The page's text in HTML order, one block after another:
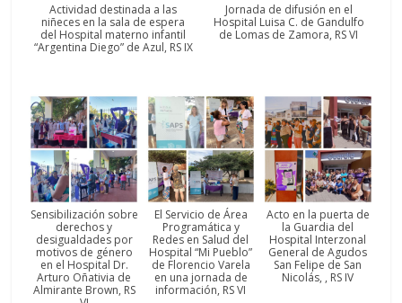
Actividad destinada a las
niñeces en la sala de espera
del Hospital materno infantil
“Argentina Diego” de Azul, RS IX
Jornada de difusión en el
Hospital Luisa C. de Gandulfo
de Lomas de Zamora, RS VI
Sensibilización sobre
derechos y
desigualdades por
motivos de género
en el Hospital Dr.
Arturo Oñativia de
Almirante Brown, RS
El Servicio de Área
Programática y
Redes en Salud del
Hospital “Mi Pueblo”
de Florencio Varela
en una jornada de
información, RS VI
Acto en la puerta de
la Guardia del
Hospital Interzonal
General de Agudos
San Felipe de San
Nicolás, , RS IV